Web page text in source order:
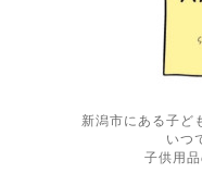
新潟市にある子ど
いつ
子供用